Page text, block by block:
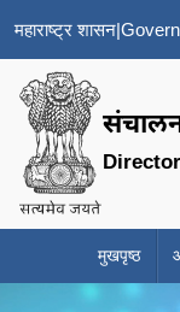
महाराष्ट्र शासन|
मुखपृष्ठ